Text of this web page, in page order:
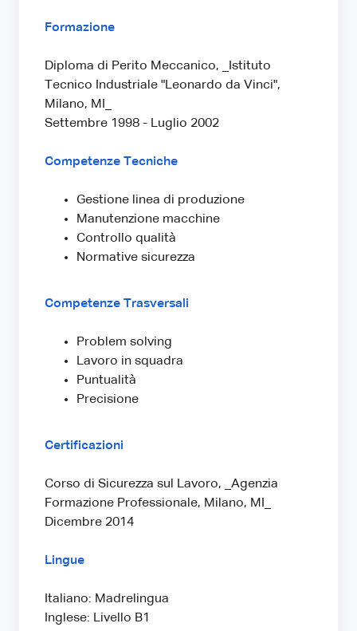
Formazione
Diploma di Perito Meccanico, _Istituto
Tecnico Industriale "Leonardo da Vinci",
Milano, MI_
Settembre 1998 - Luglio 2002
Competenze Tecniche
Gestione linea di produzione
Manutenzione macchine
Controllo qualità
Normative sicurezza
Competenze Trasversali
Problem solving
Lavoro in squadra
Puntualità
Precisione
Certificazioni
Corso di Sicurezza sul Lavoro, _Agenzia
Formazione Professionale, Milano, MI_
Dicembre 2014
Lingue
Italiano: Madrelingua
Inglese: Livello B1